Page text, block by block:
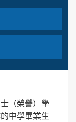
（榮譽）學
中學畢業生